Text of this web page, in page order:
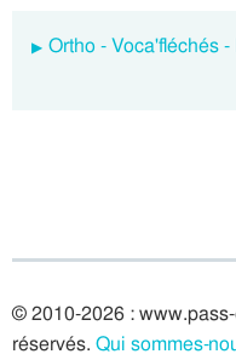
Ortho - Voca'fléchés
© 2010-2026 :
réservés. Qui sommes-